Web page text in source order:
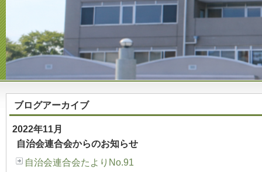
ブログアーカイブ
2022年11月
自治会連合会からのお知らせ
自治会連合会たよりNo.91